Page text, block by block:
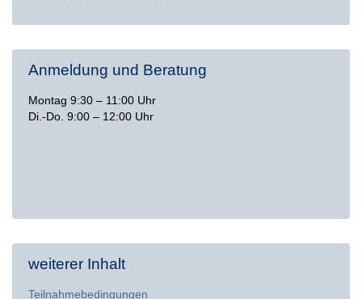
Anmeldung und Beratung
Montag 9:30 – 11:00 Uhr
Di.-Do. 9:00 – 12:00 Uhr
weiterer Inhalt
Teilnahmebedingungen